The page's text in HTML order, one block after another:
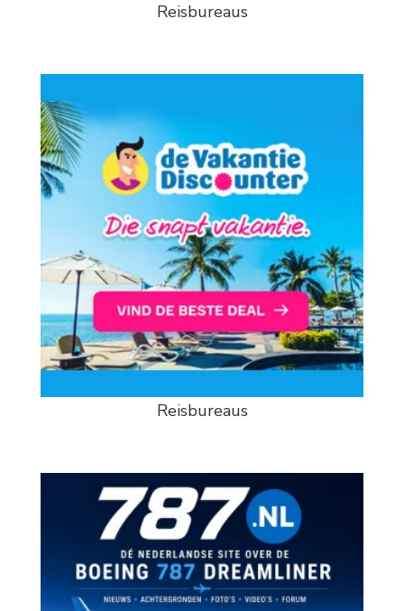
Reisbureaus
Reisbureaus